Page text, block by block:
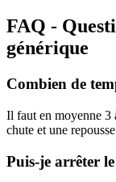
FAQ -
générique
Combien de
Il faut en moyenne 3
chute et une
Puis-je arrêter